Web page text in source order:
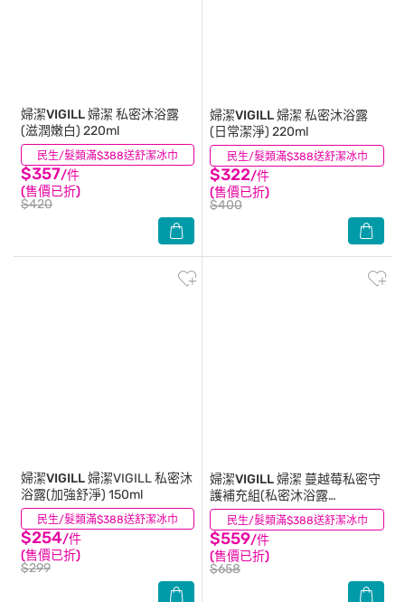
民生/髮類滿$388送舒潔冰巾
婦潔VIGILL婦潔 私密沐浴露
(滋潤嫩白) 220ml
$357/件
(售價已折)
$420
(12) 民生/髮類滿$388送舒潔冰巾
婦潔VIGILL婦潔 私密沐浴露
(日常潔淨) 220ml
$322/件
(售價已折)
$400
(15)
民生/髮類滿$388送舒潔冰巾
婦潔VIGILL婦潔VIGILL 私密沐
浴露(加強舒淨) 150ml
$254/件
(售價已折)
$299
(20) 民生/髮類滿$388送舒潔冰巾
婦潔VIGILL婦潔 蔓越莓私密守
護補充組(私密沐浴露
220ml+補充包180ml)
$559/件
(售價已折)
$658
(19)